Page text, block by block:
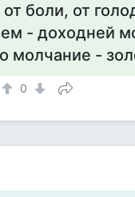
боли, от
- доходней
молчание -
0